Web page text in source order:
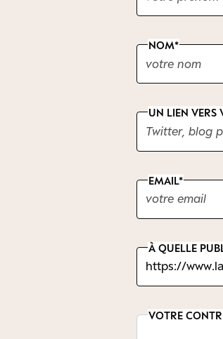
NOM
UN LIEN VERS
EMAIL
À QUELLE
VOTRE